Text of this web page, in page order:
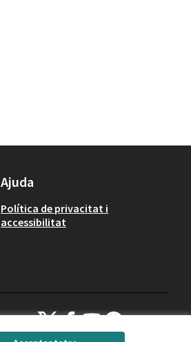
Ajuda
Política de privacitat i
accessibilitat
Decidim Calafell a X
(Enllaç extern)
Decidim Calafell a Facebook
(Enllaç extern)
Decidim Calafell a YouTube
(Enllaç extern)
Decidim Calafell a
(Enllaç extern)